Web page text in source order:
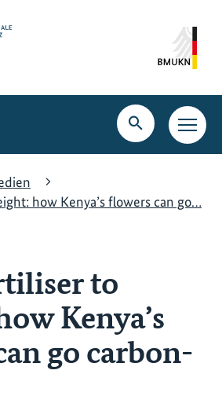
Suche
öffnen
how Kenya’s flowers can go…
to
Kenya’s
go carbon-